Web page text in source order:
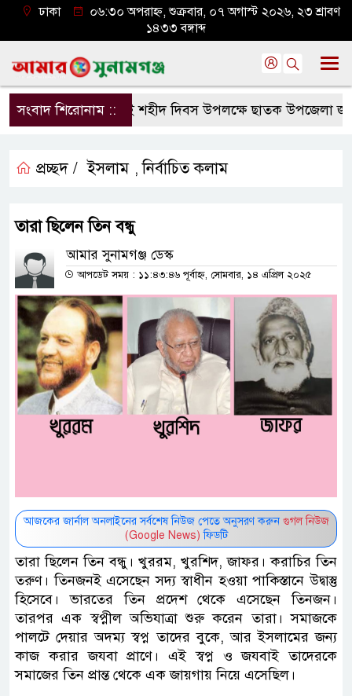
ঢাকা
০৬:৩০ অপরাহ্ন, শুক্রবার, ০৭ অগাস্ট ২০২৬, ২৩ শ্রাবণ
১৪৩৩ বঙ্গাব্দ
সংবাদ শিরোনাম ::জুলাই শহীদ দিবস উপলক্ষে ছাতক উপজেলা
প্রচ্ছদ / ইসলাম ,নির্বাচিত কলাম
তারা ছিলেন তিন বন্ধু
আমার সুনামগঞ্জ ডেস্ক
আপডেট সময় : ১১:৪৩:৪৬ পূর্বাহ্ন, সোমবার, ১৪ এপ্রিল ২০২৫
আজকের জার্নাল অনলাইনের সর্বশেষ নিউজ পেতে অনুসরণ করুন গুগল নিউজ
(Google News) ফিডটি
তারা ছিলেন তিন বন্ধু। খুররম, খুরশিদ, জাফর। করাচির তিন
তরুণ। তিনজনই এসেছেন সদ্য স্বাধীন হওয়া পাকিস্তানে উদ্বাস্তু
হিসেবে। ভারতের তিন প্রদেশ থেকে এসেছেন তিনজন।
তারপর এক স্বপ্নীল অভিযাত্রা শুরু করেন তারা। সমাজকে
পালটে দেয়ার অদম্য স্বপ্ন তাদের বুকে, আর ইসলামের জন্য
কাজ করার জযবা প্রাণে। এই স্বপ্ন ও জযবাই তাদেরকে
সমাজের তিন প্রান্ত থেকে এক জায়গায় নিয়ে এসেছিল।